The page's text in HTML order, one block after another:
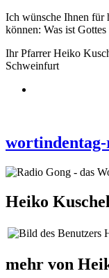
Ich wünsche Ihnen für
können: Was ist
Ihr Pfarrer Heiko
Schweinfurt
Heiko Kuschel
mehr von